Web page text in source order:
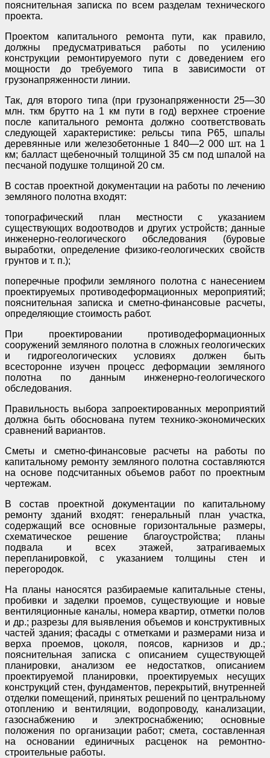
пояснительная записка по всем разделам технического
проекта.
Проектом капитального ремонта пути, как правило,
должны предусматриваться работы по усилению
конструкции ремонтируемого пути с доведением его
мощности до требуемого типа в зависимости от
грузонапряженности линии.
Так, для второго типа (при грузонапряженности 25—30
млн. ткм брутто на 1 км пути в год) верхнее строение
после капитального ремонта должно соответствовать
следующей характеристике: рельсы типа Р65, шпалы
деревянные или железобетонные 1 840—2 000 шт. на 1
км; балласт щебеночный толщиной 35 см под шпалой на
песчаной подушке толщиной 20 см.
В состав проектной документации на работы по лечению
земляного полотна входят:
топографический план местности с указанием
существующих водоотводов и других устройств; данные
инженерно-геологического обследования (буровые
выработки, определение физико-геологических свойств
грунтов и т. п.);
поперечные профили земляного полотна с нанесением
проектируемых противодеформационных мероприятий;
пояснительная записка и сметно-финансовые расчеты,
определяющие стоимость работ.
При проектировании противодеформационных
сооружений земляного полотна в сложных геологических
и гидрогеологических условиях должен быть
всесторонне изучен процесс деформации земляного
полотна по данным инженерно-геологического
обследования.
Правильность выбора запроектированных мероприятий
должна быть обоснована путем технико-экономических
сравнений вариантов.
Сметы и сметно-финансовые расчеты на работы по
капитальному ремонту земляного полотна составляются
на основе подсчитанных объемов работ по проектным
чертежам.
В состав проектной документации по капитальному
ремонту зданий входят: генеральный план участка,
содержащий все основные горизонтальные размеры,
схематическое решение благоустройства; планы
подвала и всех этажей, затрагиваемых
перепланировкой, с указанием толщины стен и
перегородок.
На планы наносятся разбираемые капитальные стены,
пробивки и заделки проемов, существующие и новые
вентиляционные каналы, номера квартир, отметки полов
и др.; разрезы для выявления объемов и конструктивных
частей здания; фасады с отметками и размерами низа и
верха проемов, цоколя, поясов, карнизов и др.;
пояснительная записка с описанием существующей
планировки, анализом ее недостатков, описанием
проектируемой планировки, проектируемых несущих
конструкций стен, фундаментов, перекрытий, внутренней
отделки помещений, принятых решений по центральному
отоплению и вентиляции, водопроводу, канализации,
газоснабжению и электроснабжению; основные
положения по организации работ; смета, составленная
на основании единичных расценок на ремонтно-
строительные работы.